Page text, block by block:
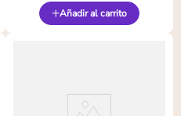
Añadir al carrito